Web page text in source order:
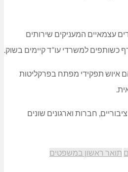
עצמאיים המעניקים שירותים
כשותפים למשרדי עו”ד קיימים בשוק.
איוש תפקידי מפתח בפרקליטות
חברות וארגונים שונים
תואר ראשון במשפטים